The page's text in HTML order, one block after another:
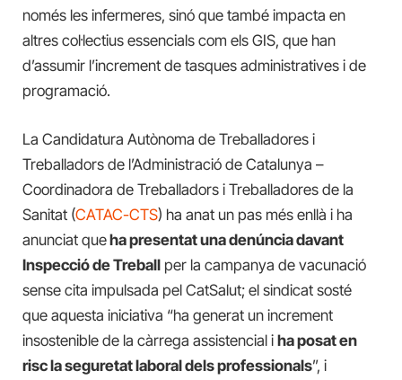
només les infermeres, sinó que també impacta en
altres col·lectius essencials com els GIS, que han
d’assumir l’increment de tasques administratives i de
programació.
La Candidatura Autònoma de Treballadores i
Treballadors de l’Administració de Catalunya –
Coordinadora de Treballadors i Treballadores de la
Sanitat (CATAC-CTS) ha anat un pas més enllà i ha
anunciat queha presentat una denúncia davant
Inspecció de Treball per la campanya de vacunació
sense cita impulsada pel CatSalut; el sindicat sosté
que aquesta iniciativa “ha generat un increment
insostenible de la càrrega assistencial i ha posat en
risc la seguretat laboral dels professionals”, i